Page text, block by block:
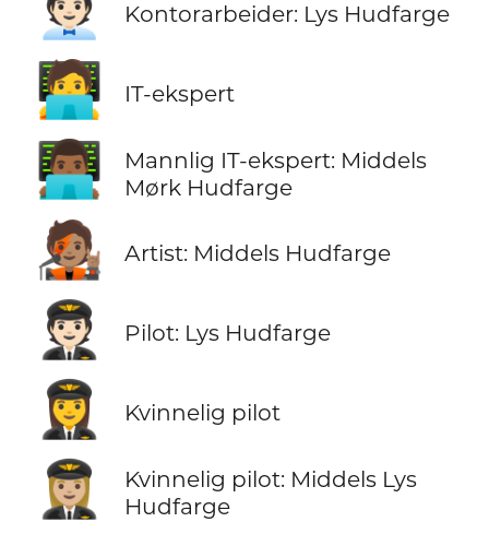
Kontorarbeider: Lys Hudfarge
🧑‍💻 IT-ekspert
👨🏾‍💻
Mannlig IT-ekspert: Middels
Mørk Hudfarge
🧑🏽‍🎤 Artist: Middels Hudfarge
🧑🏻‍✈️ Pilot: Lys Hudfarge
👩‍✈️ Kvinnelig pilot
👩🏼‍✈️
Kvinnelig pilot: Middels Lys
Hudfarge